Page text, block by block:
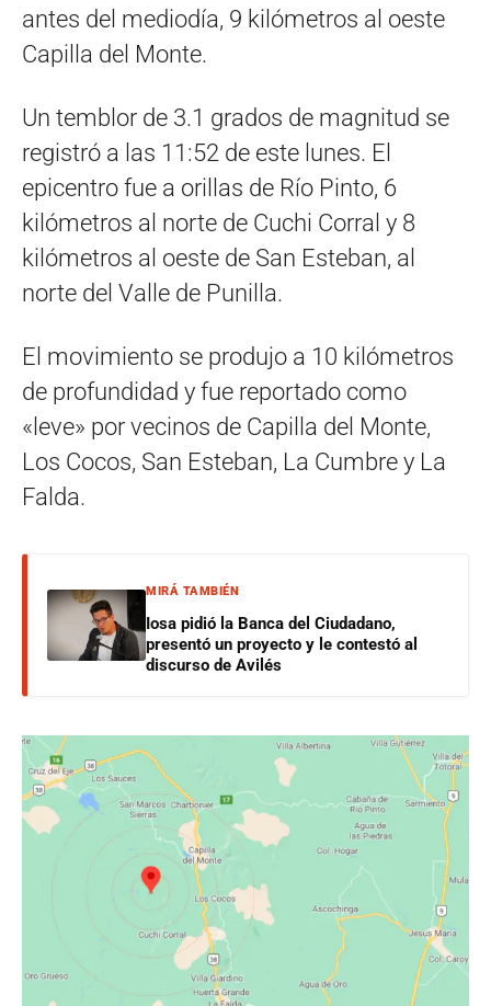
antes del mediodía, 9 kilómetros al oeste
Capilla del Monte.
Un temblor de 3.1 grados de magnitud se
registró a las 11:52 de este lunes. El
epicentro fue a orillas de Río Pinto, 6
kilómetros al norte de Cuchi Corral y 8
kilómetros al oeste de San Esteban, al
norte del Valle de Punilla.
El movimiento se produjo a 10 kilómetros
de profundidad y fue reportado como
«leve» por vecinos de Capilla del Monte,
Los Cocos, San Esteban, La Cumbre y La
Falda.
MIRÁ TAMBIÉN
Iosa pidió la Banca del Ciudadano,
presentó un proyecto y le contestó al
discurso de Avilés